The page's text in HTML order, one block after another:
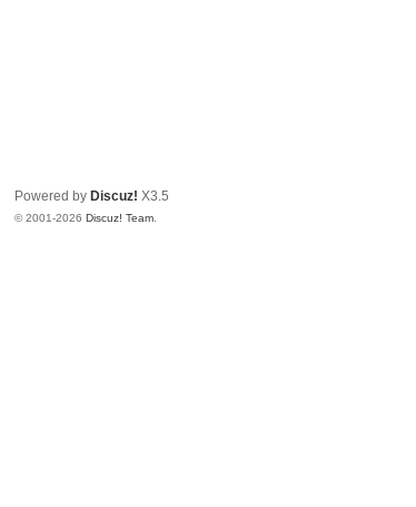
Powered by Discuz! X3.5
© 2001-2026Discuz! Team